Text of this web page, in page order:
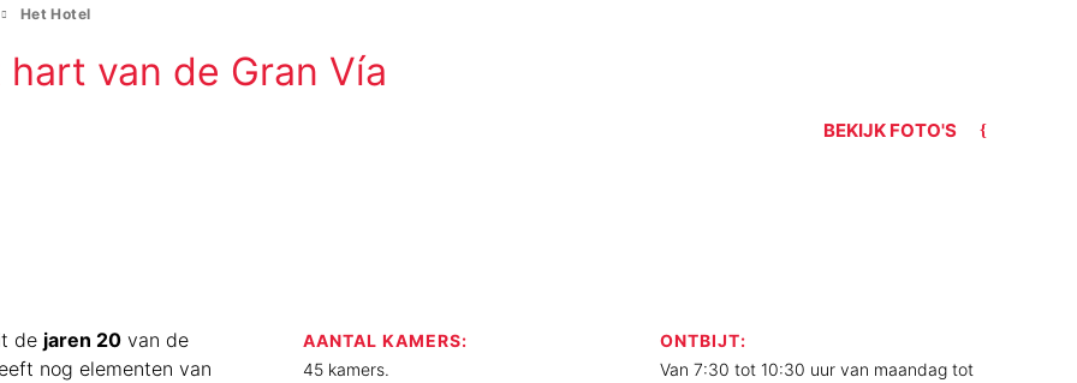
Het Hotel
van de Gran Vía
BEKIJK FOTO'S
de jaren 20 van de
nog elementen van
AANTAL KAMERS:
45 kamers.
ONTBIJT:
Van 7:30 tot 10:30 uur van maandag tot